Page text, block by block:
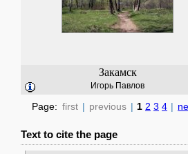
Закамск
Игорь Павлов
Page: first | previous | 1 2 3 4 |
Text to cite the page